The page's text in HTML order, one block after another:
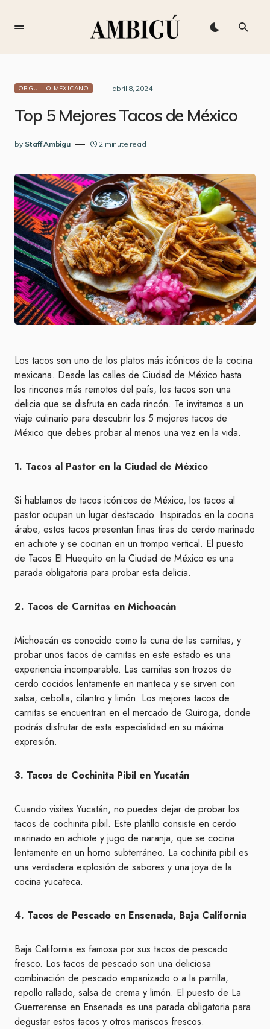
ORGULLO MEXICANO abril 8, 2024
Top 5 Mejores Tacos de México
by Staff Ambigu 2 minute read
Los tacos son uno de los platos más icónicos de la cocina
mexicana. Desde las calles de Ciudad de México hasta
los rincones más remotos del país, los tacos son una
delicia que se disfruta en cada rincón. Te invitamos a un
viaje culinario para descubrir los 5 mejores tacos de
México que debes probar al menos una vez en la vida.
1. Tacos al Pastor en la Ciudad de México
Si hablamos de tacos icónicos de México, los tacos al
pastor ocupan un lugar destacado. Inspirados en la cocina
árabe, estos tacos presentan finas tiras de cerdo marinado
en achiote y se cocinan en un trompo vertical. El puesto
de Tacos El Huequito en la Ciudad de México es una
parada obligatoria para probar esta delicia.
2. Tacos de Carnitas en Michoacán
Michoacán es conocido como la cuna de las carnitas, y
probar unos tacos de carnitas en este estado es una
experiencia incomparable. Las carnitas son trozos de
cerdo cocidos lentamente en manteca y se sirven con
salsa, cebolla, cilantro y limón. Los mejores tacos de
carnitas se encuentran en el mercado de Quiroga, donde
podrás disfrutar de esta especialidad en su máxima
expresión.
3. Tacos de Cochinita Pibil en Yucatán
Cuando visites Yucatán, no puedes dejar de probar los
tacos de cochinita pibil. Este platillo consiste en cerdo
marinado en achiote y jugo de naranja, que se cocina
lentamente en un horno subterráneo. La cochinita pibil es
una verdadera explosión de sabores y una joya de la
cocina yucateca.
4. Tacos de Pescado en Ensenada, Baja California
Baja California es famosa por sus tacos de pescado
fresco. Los tacos de pescado son una deliciosa
combinación de pescado empanizado o a la parrilla,
repollo rallado, salsa de crema y limón. El puesto de La
Guerrerense en Ensenada es una parada obligatoria para
degustar estos tacos y otros mariscos frescos.